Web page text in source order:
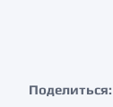
Поделиться: